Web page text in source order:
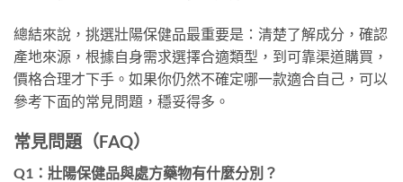
總結來說，挑選壯陽保健品最重要是：清楚了解成分，確認
產地來源，根據自身需求選擇合適類型，到可靠渠道購買，
價格合理才下手。如果你仍然不確定哪一款適合自己，可以
參考下面的常見問題，穩妥得多。
常見問題（FAQ）
Q1：壯陽保健品與處方藥物有什麼分別？